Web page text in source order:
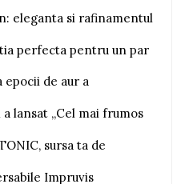
eleganta si rafinamentul
perfecta pentru un par
de aur a
lansat „Cel mai frumos
sursa ta de
Impruvis